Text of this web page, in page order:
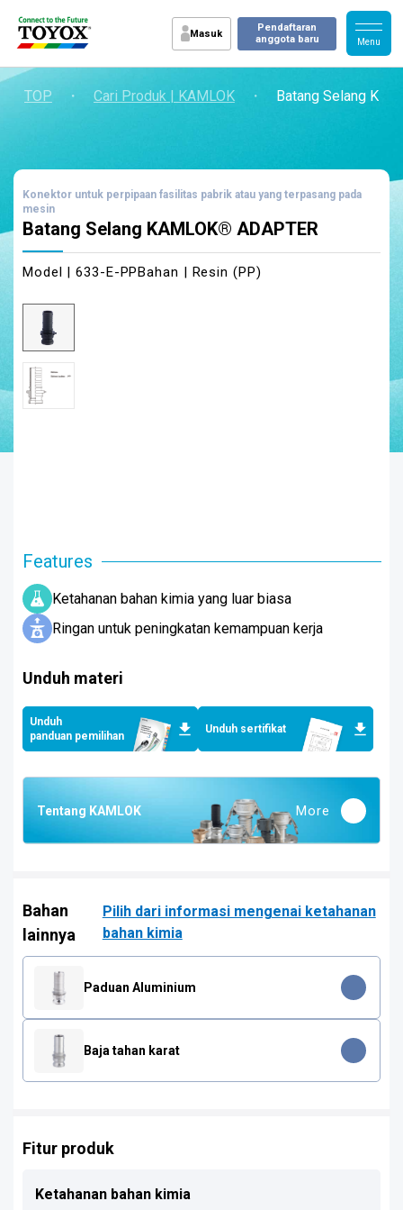
Masuk
Pendaftaran
anggota baru
TOP ・ Cari Produk | KAMLOK ・ Batang Selang
Konektor untuk perpipaan fasilitas pabrik atau yang terpasang pada
mesin
Batang Selang KAMLOK® ADAPTER
Model | 633-E-PPBahan | Resin (PP)
Features
Ketahanan bahan kimia yang luar biasa
Ringan untuk peningkatan kemampuan kerja
Unduh materi
Unduh
panduan pemilihan
Unduh sertifikat
Tentang KAMLOK More
Bahan
lainnya
Pilih dari informasi mengenai ketahanan
bahan kimia
Paduan Aluminium
Baja tahan karat
Fitur produk
Ketahanan bahan kimia